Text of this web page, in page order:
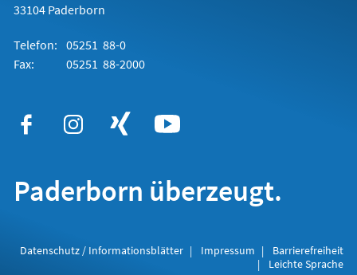
33104 Paderborn
Telefon: 05251 88-0
Fax:
05251 88-2000
Paderborn überzeugt.
Datenschutz / Informationsblätter Impressum
Barrierefreiheit
Leichte Sprache